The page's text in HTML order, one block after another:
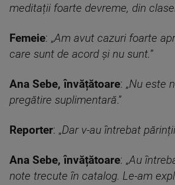
meditații foarte devreme, din
Femeie: „Am avut cazuri foarte
care sunt de acord și nu sunt.”
Ana Sebe, învățătoare: „Nu este
pregătire suplimentară.”
Reporter: „Dar v-au întrebat
Ana Sebe, învățătoare: „Au
note trecute în catalog. Le-am